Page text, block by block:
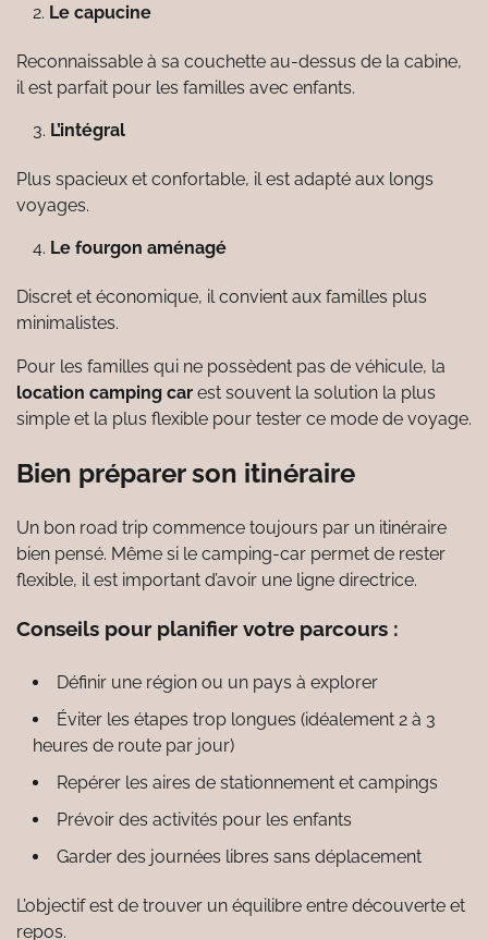
Le capucine
Reconnaissable à sa couchette au-dessus de la cabine,
il est parfait pour les familles avec enfants.
L’intégral
Plus spacieux et confortable, il est adapté aux longs
voyages.
Le fourgon aménagé
Discret et économique, il convient aux familles plus
minimalistes.
Pour les familles qui ne possèdent pas de véhicule, la
location camping car est souvent la solution la plus
simple et la plus flexible pour tester ce mode de voyage.
Bien préparer son itinéraire
Un bon road trip commence toujours par un itinéraire
bien pensé. Même si le camping-car permet de rester
flexible, il est important d’avoir une ligne directrice.
Conseils pour planifier votre parcours :
Définir une région ou un pays à explorer
Éviter les étapes trop longues (idéalement 2 à 3
heures de route par jour)
Repérer les aires de stationnement et campings
Prévoir des activités pour les enfants
Garder des journées libres sans déplacement
L’objectif est de trouver un équilibre entre découverte et
repos.